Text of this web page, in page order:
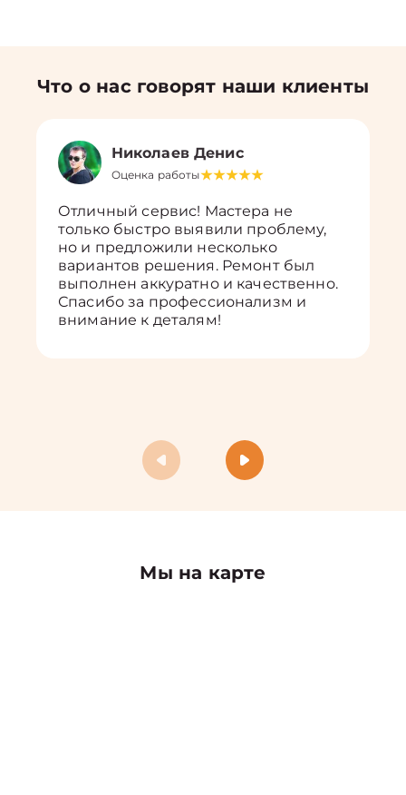
Что о нас говорят наши клиенты
Николаев Денис
Оценка работы
Отличный сервис! Мастера не
только быстро выявили проблему,
но и предложили несколько
вариантов решения. Ремонт был
выполнен аккуратно и качественно.
Спасибо за профессионализм и
внимание к деталям!
Мы на карте